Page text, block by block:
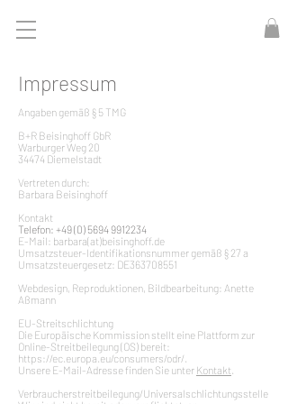
Impressum
Angaben gemäß § 5 TMG
B+R Beisinghoff GbR
Warburger Weg 20
34474 Diemelstadt
Vertreten durch:
Barbara Beisinghoff
Kontakt
Telefon: +49 (0) 5694 9912234
E-Mail: barbara(at)beisinghoff.de
Umsatzsteuer-Identifikationsnummer gemäß § 27 a
Umsatzsteuergesetz: DE363708551
Webdesign, Reproduktionen, Bildbearbeitung: Anette
Aßmann
EU-Streitschlichtung
Die Europäische Kommission stellt eine Plattform zur
Online-Streitbeilegung (OS) bereit:
https://ec.europa.eu/consumers/odr/.
Unsere E-Mail-Adresse finden Sie unter Kontakt
Verbraucherstreitbeilegung/Universalschlichtungsstelle